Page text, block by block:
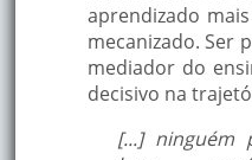
aprendizado
mecanizado. Ser
mediador do
decisivo na
[...] ninguém